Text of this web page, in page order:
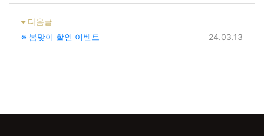
다음글
※ 봄맞이 할인 이벤트
24.03.13